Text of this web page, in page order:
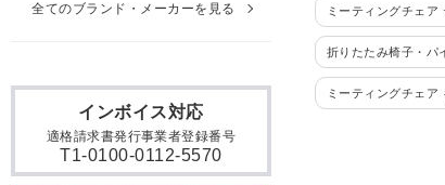
ミーティングチェア
折りたたみ椅子・パ
ミーティングチェア
インボイス対応
適格請求書発行事業者登録番号
T1-0100-0112-5570
全てのブランド・メーカーを見る